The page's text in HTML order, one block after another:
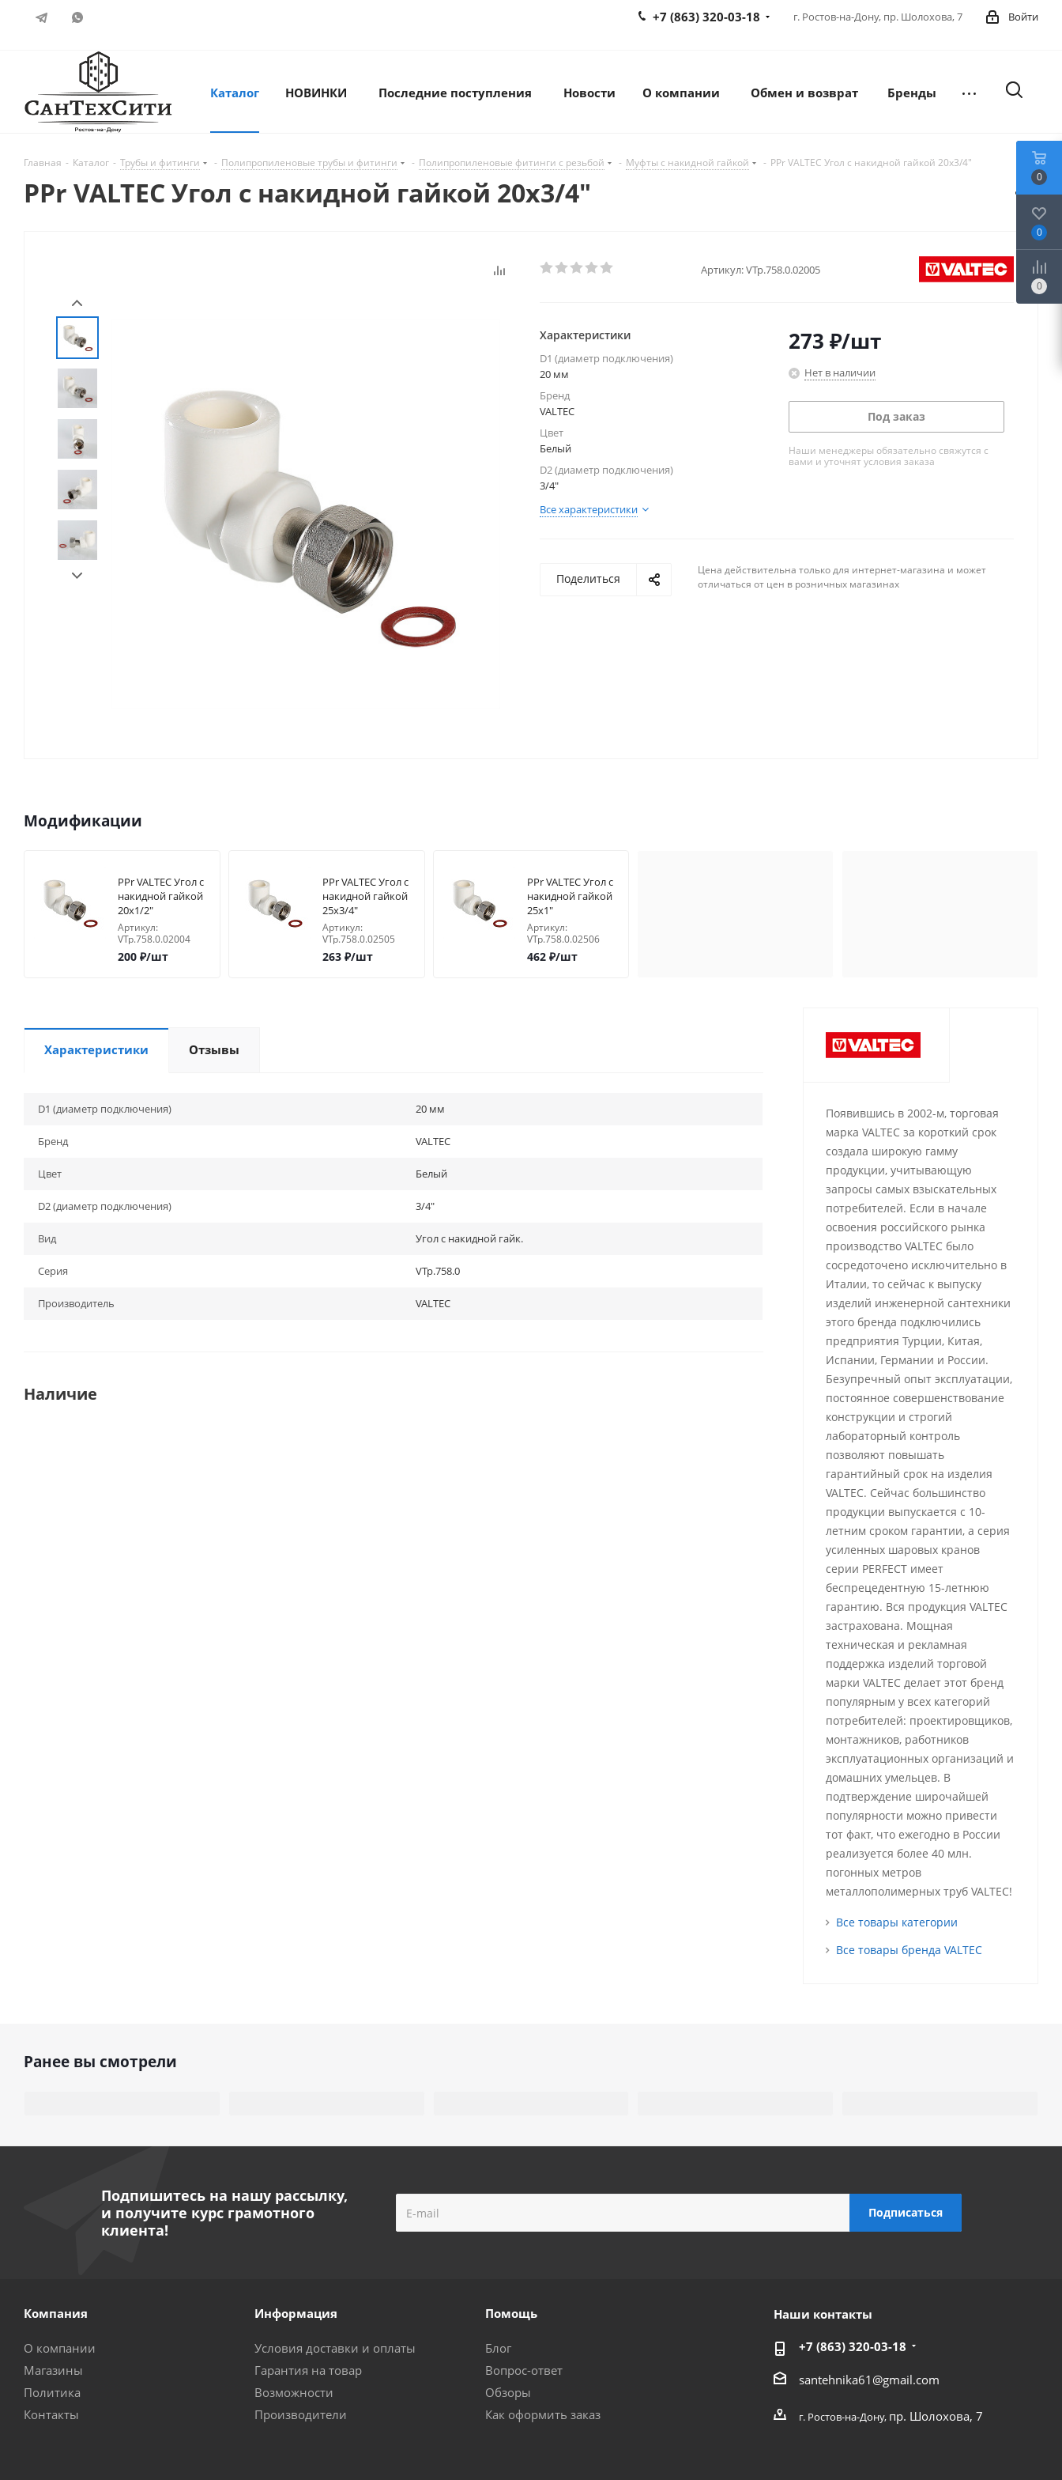
Войти
г. Ростов-на-Дону, пр. Шолохова, 7
+7 (863) 320-03-18
Каталог НОВИНКИ Последние поступления Новости О компании Обмен и возврат Бренды
Главная - Каталог - Трубы и фитинги - Полипропиленовые трубы и фитинги - Полипропиленовые фитинги с резьбой - Муфты с накидной гайкой - PPr VALTEC Угол с накидной гайкой 20х3/4"
PPr VALTEC Угол с накидной гайкой 20х3/4"
Артикул:VTp.758.0.02005
Характеристики
D1 (диаметр подключения)
20 мм
Бренд
VALTEC
Цвет
Белый
D2 (диаметр подключения)
3/4"
Все характеристики
273 ₽/шт
Нет в наличии
Под заказ
Наши менеджеры обязательно свяжутся с
вами и уточнят условия заказа
Поделиться
Цена действительна только для интернет-магазина и может
отличаться от цен в розничных магазинах
Модификации
PPr VALTEC Угол с
накидной гайкой
20х1/2"
Артикул:
VTp.758.0.02004
200 ₽/шт
PPr VALTEC Угол с
накидной гайкой
25х3/4"
Артикул:
VTp.758.0.02505
263₽/шт
PPr VALTEC Угол с
накидной гайкой
25х1"
Артикул:
VTp.758.0.02506
462₽/шт
Характеристики Отзывы
D1 (диаметр подключения) 20 мм
Бренд VALTEC
Цвет Белый
D2 (диаметр подключения) 3/4"
Вид Угол с накидной гайк.
Серия VTp.758.0
Производитель VALTEC
Наличие
Появившись в 2002-м, торговая
марка VALTEC за короткий срок
создала широкую гамму
продукции, учитывающую
запросы самых взыскательных
потребителей. Если в начале
освоения российского рынка
производство VALTEC было
сосредоточено исключительно в
Италии, то сейчас к выпуску
изделий инженерной сантехники
этого бренда подключились
предприятия Турции, Китая,
Испании, Германии и России.
Безупречный опыт эксплуатации,
постоянное совершенствование
конструкции и строгий
лабораторный контроль
позволяют повышать
гарантийный срок на изделия
VALTEC. Сейчас большинство
продукции выпускается с 10-
летним сроком гарантии, а серия
усиленных шаровых кранов
серии PERFECT имеет
беспрецедентную 15-летнюю
гарантию. Вся продукция VALTEC
застрахована. Мощная
техническая и рекламная
поддержка изделий торговой
марки VALTEC делает этот бренд
популярным у всех категорий
потребителей: проектировщиков,
монтажников, работников
эксплуатационных организаций и
домашних умельцев. В
подтверждение широчайшей
популярности можно привести
тот факт, что ежегодно в России
реализуется более 40 млн.
погонных метров
металлополимерных труб VALTEC!
Все товары категории
Все товары бренда VALTEC
Ранее вы смотрели
Подпишитесь на нашу рассылку,
и получите курс грамотного
клиента!
Компания
О компании
Магазины
Политика
Контакты
Информация
Условия доставки и оплаты
Гарантия на товар
Возможности
Производители
Помощь
Блог
Вопрос-ответ
Обзоры
Как оформить заказ
Наши контакты
+7 (863) 320-03-18
santehnika61@gmail.com
г. Ростов-на-Дону, пр. Шолохова, 7
0
0
0